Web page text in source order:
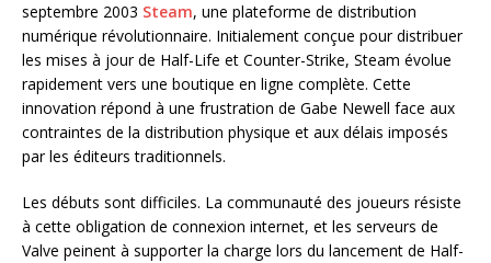
septembre 2003 Steam, une plateforme de distribution
numérique révolutionnaire. Initialement conçue pour distribuer
les mises à jour de Half-Life et Counter-Strike, Steam évolue
rapidement vers une boutique en ligne complète. Cette
innovation répond à une frustration de Gabe Newell face aux
contraintes de la distribution physique et aux délais imposés
par les éditeurs traditionnels.
Les débuts sont difficiles. La communauté des joueurs résiste
à cette obligation de connexion internet, et les serveurs de
Valve peinent à supporter la charge lors du lancement de Half-